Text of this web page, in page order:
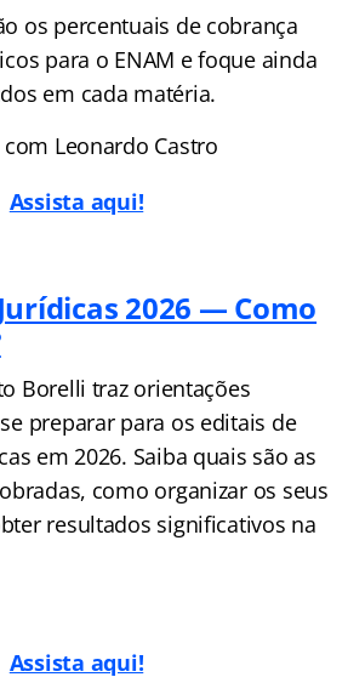
os percentuais de cobrança
para o ENAM e foque ainda
em cada matéria.
Leonardo Castro
Assista aqui!
2026 — Como
Borelli traz orientações
preparar para os editais de
em 2026. Saiba quais são as
como organizar os seus
resultados significativos na
Assista aqui!